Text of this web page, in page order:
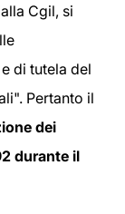
Cgil, si
di tutela del
Pertanto il
dei
durante il